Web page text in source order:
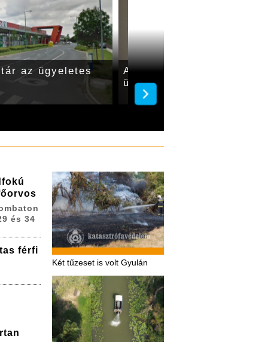
az ügyeletes
A Pándy Kórház
ügyeletes patika
Két tűzeset is volt Gyulán
és 34
férfi